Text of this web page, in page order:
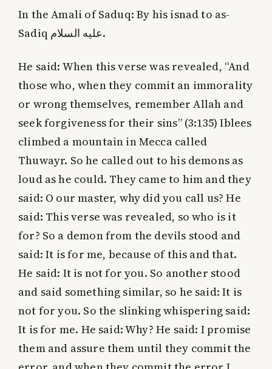
In the Amali of Saduq: By his isnad to as-
Sadiq عليه السلام.
He said: When this verse was revealed, “And
those who, when they commit an immorality
or wrong themselves, remember Allah and
seek forgiveness for their sins” (3:135) Iblees
climbed a mountain in Mecca called
Thuwayr. So he called out to his demons as
loud as he could. They came to him and they
said: O our master, why did you call us? He
said: This verse was revealed, so who is it
for? So a demon from the devils stood and
said: It is for me, because of this and that.
He said: It is not for you. So another stood
and said something similar, so he said: It is
not for you. So the slinking whispering said:
It is for me. He said: Why? He said: I promise
them and assure them until they commit the